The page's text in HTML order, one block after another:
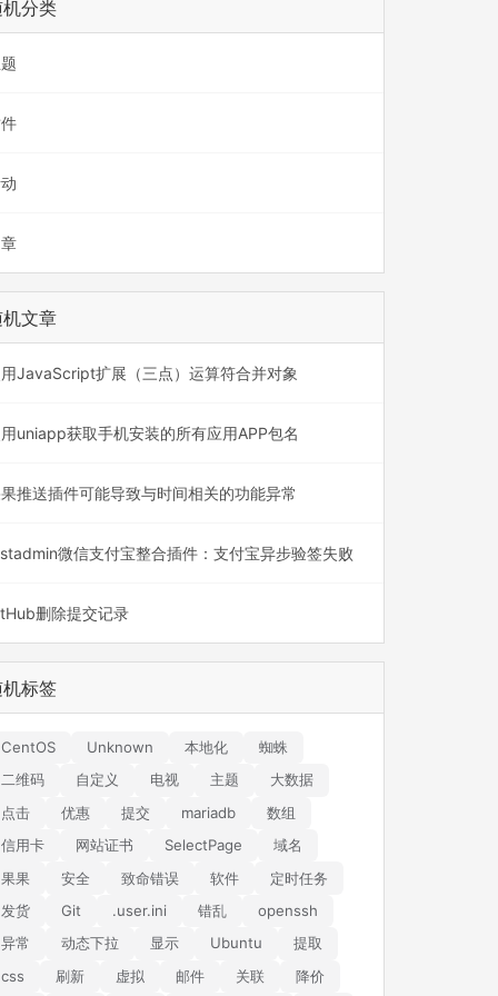
分类
文章
JavaScript扩展（三点）运算符合并对象
uniapp获取手机安装的所有应用APP包名
推送插件可能导致与时间相关的功能异常
微信支付宝整合插件：支付宝异步验签失败
删除提交记录
标签
CentOS Unknown 本地化
蜘蛛
二维码
自定义 电视 主题
大数据
点击
优惠 提交 mariadb
数组
信用卡
网站证书 SelectPage
域名
果果
安全 致命错误 软件
定时任务
发货
Git .user.ini 错乱
openssh
异常
动态下拉 显示 Ubuntu
提取
css
刷新 虚拟 邮件 关联 降价